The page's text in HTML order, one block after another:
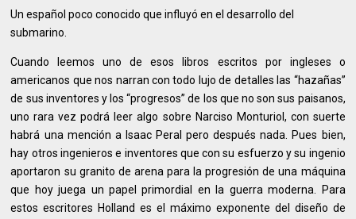
Un español poco conocido que influyó en el desarrollo del
submarino.
Cuando leemos uno de esos libros escritos por ingleses o
americanos que nos narran con todo lujo de detalles las “hazañas”
de sus inventores y los “progresos” de los que no son sus paisanos,
uno rara vez podrá leer algo sobre Narciso Monturiol, con suerte
habrá una mención a Isaac Peral pero después nada. Pues bien,
hay otros ingenieros e inventores que con su esfuerzo y su ingenio
aportaron su granito de arena para la progresión de una máquina
que hoy juega un papel primordial en la guerra moderna. Para
estos escritores Holland es el máximo exponente del diseño de